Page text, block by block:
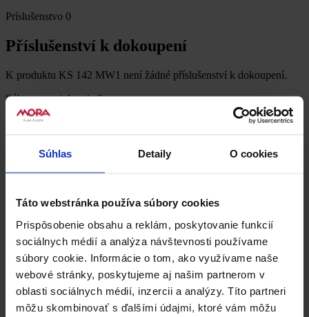
Súhlas Detaily O cookies
Táto webstránka používa súbory cookies
Prispôsobenie obsahu a reklám, poskytovanie funkcií
sociálnych médií a analýza návštevnosti používame
súbory cookie. Informácie o tom, ako využívame naše
webové stránky, poskytujeme aj našim partnerom v
oblasti sociálnych médií, inzercii a analýzy. Títo partneri
môžu skombinovať s ďalšími údajmi, ktoré vám môžu
Príslušenstvo 0
Příslušenství k dokoupení
K produktu KS 142 MW1 není žádné příslušenství k dokoupení.
Súbory na stiahnutie2
Informační list + energeti...
XLS, 0 KB
Recenzie0
Buďte první, kdo produkt KS 142 MW1 ohodnotí.
Napsat uživatelskou recenzi
Uživatelská recenze